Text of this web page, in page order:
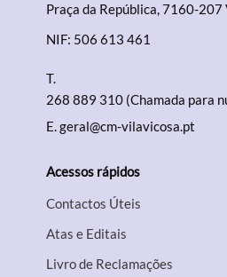
Praça da República, 7160-207
NIF: 506 613 461
T.
268 889 310 (Chamada para
E.geral@cm-vilavicosa.pt
Acessos rápidos
Contactos Úteis
Atas e Editais
Livro de Reclamações